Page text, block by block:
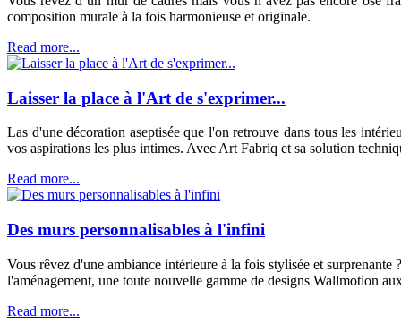
composition murale à la fois harmonieuse et originale.
Read more...
Laisser la place à l'Art de s'exprimer...
Las d'une décoration aseptisée que l'on retrouve dans tous les
vos aspirations les plus intimes. Avec Art Fabriq et sa solution
Read more...
Des murs personnalisables à l'infini
Vous rêvez d'une ambiance intérieure à la fois stylisée et
l'aménagement, une toute nouvelle gamme de designs Wallmotion
Read more...